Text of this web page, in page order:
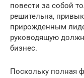
повести за собой
решительна,
прирожденным
руководящую
бизнес.
Поскольку полная